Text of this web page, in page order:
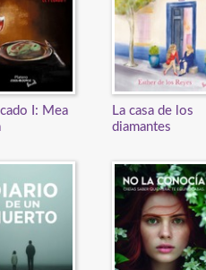
I: Mea
La casa de los
diamantes